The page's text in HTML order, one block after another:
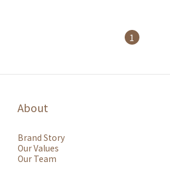
1
About
Brand Story
Our Values
Our Team